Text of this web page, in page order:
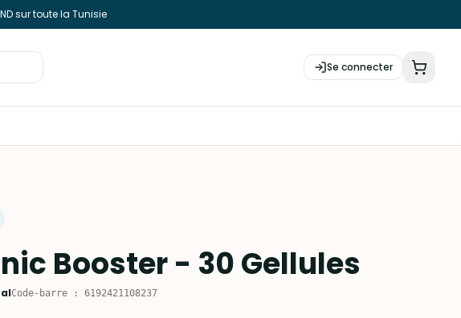
sur toute la Tunisie
Se connecter
Booster - 30 Gellules
Code-barre : 6192421108237